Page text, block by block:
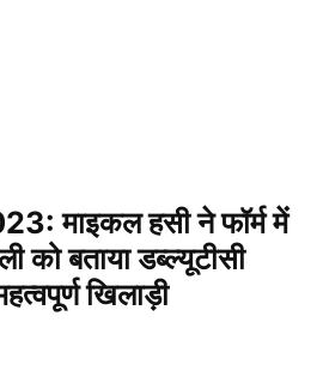
माइकल हसी ने फॉर्म में
को बताया डब्ल्यूटीसी
खिलाड़ी